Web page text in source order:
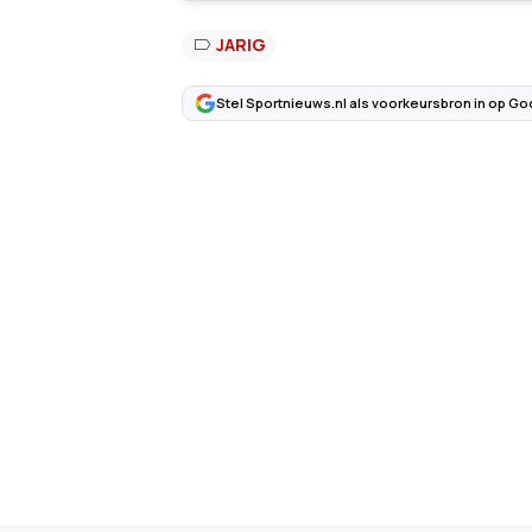
JARIG
Stel Sportnieuws.nl als voorkeursbron in op